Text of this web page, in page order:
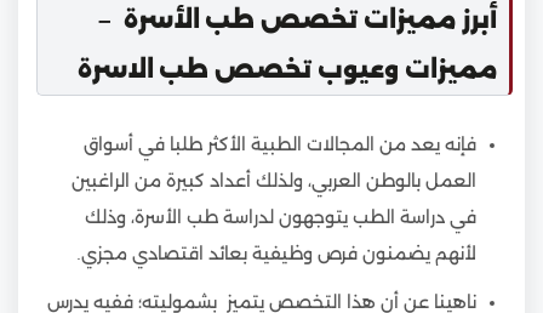
أبرز مميزات تخصص طب الأسرة –
مميزات وعيوب تخصص طب الاسرة
فإنه يعد من المجالات الطبية الأكثر طلبا في أسواق
العمل بالوطن العربي، ولذلك أعداد كبيرة من الراغبين
في دراسة الطب يتوجهون لدراسة طب الأسرة، وذلك
لأنهم يضمنون فرص وظيفية بعائد اقتصادي مجزي.
ناهينا عن أن هذا التخصص يتميز بشموليته؛ ففيه يدرس